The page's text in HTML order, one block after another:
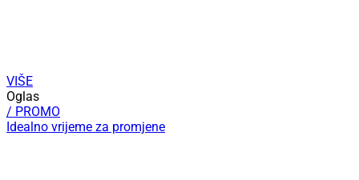
VIŠE
Oglas
/ PROMO
Idealno vrijeme za promjene